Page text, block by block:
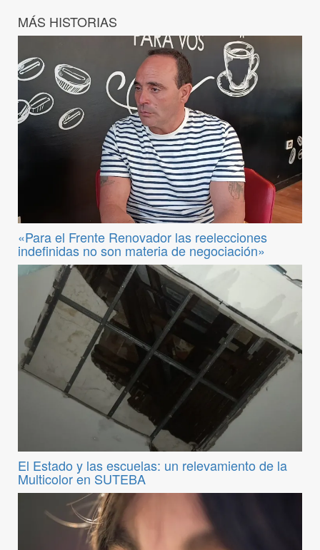
MÁS HISTORIAS
«Para el Frente Renovador las reelecciones
indefinidas no son materia de negociación»
El Estado y las escuelas: un relevamiento de la
Multicolor en SUTEBA